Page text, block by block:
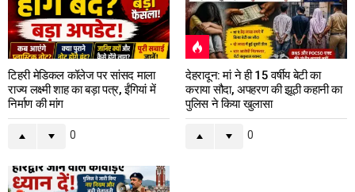
टिहरी मेडिकल कॉलेज पर सांसद माला
राज्य लक्ष्मी शाह का बड़ा पत्र, ईंगियां में
निर्माण की मांग
0
देहरादून: मां ने ही 15 वर्षीय बेटी का
कराया सौदा, अपहरण की झूठी कहानी का
पुलिस ने किया खुलासा
0